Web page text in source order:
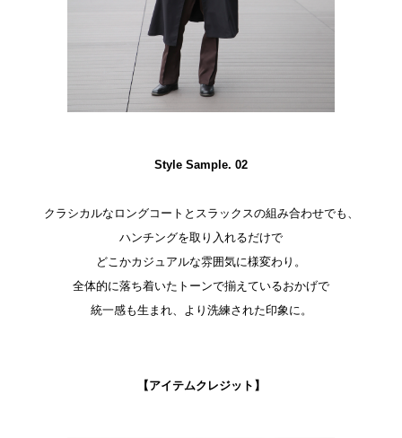
Style Sample. 02
クラシカルなロングコートとスラックスの組み合わせでも、
ハンチングを取り入れるだけで
どこかカジュアルな雰囲気に様変わり。
全体的に落ち着いたトーンで揃えているおかげで
統一感も生まれ、より洗練された印象に。
【アイテムクレジット】